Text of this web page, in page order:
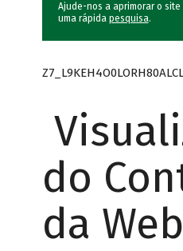
Ajude-nos a aprimorar o site
uma rápida pesquisa.
do
da Web